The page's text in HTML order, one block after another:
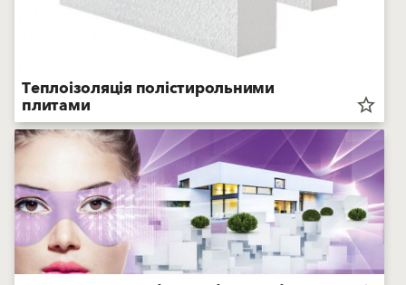
Теплоізоляція полістирольними
плитами star_border